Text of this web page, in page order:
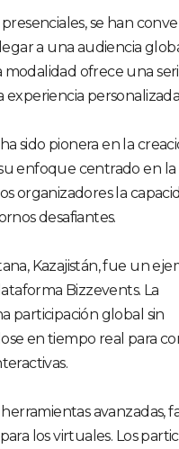
se han
a una audiencia
modalidad ofrece una
experiencia
sido pionera en la
enfoque centrado en la
organizadores la
desafiantes.
Kazajistán, fue un
Bizzevents. La
participación global sin
en tiempo real para
avanzadas,
los virtuales. Los